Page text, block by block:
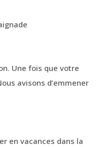
Une fois que votre
avisons d’emmener
en vacances dans la